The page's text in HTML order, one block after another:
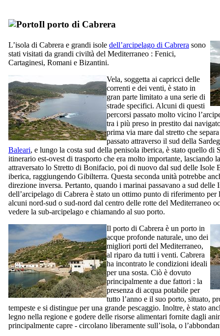
Il porto di Cabrera
L’isola di Cabrera e grandi isole dell’arcipelago di Cabrera sono
stati visitati da grandi civiltà del Mediterraneo : Fenici,
Cartaginesi, Romani e Bizantini.
Vela, soggetta ai capricci delle
correnti e dei venti, è stato in
gran parte limitato a una serie di
strade specifici. Alcuni di questi
percorsi passato molto vicino
tra i più preso in prestito dai
prima via mare dal stretto che
passato attraverso il sud della
Baleari, e lungo la costa sud della penisola iberica, è stato quello
itinerario est-ovest di trasporto che era molto importante, lasciando
attraversato lo Stretto di Bonifacio, poi di nuovo dal sud delle Isole
iberica, raggiungendo Gibilterra. Questa seconda unità potrebbe
direzione inversa. Pertanto, quando i marinai passavano a sud delle
dell’arcipelago di Cabrera è stato un ottimo punto di riferimento per
alcuni nord-sud o sud-nord dal centro delle rotte del Mediterraneo
vedere la sub-arcipelago e chiamando al suo porto.
Il porto di Cabrera è un porto in
acque profonde naturale, uno dei
migliori porti del Mediterraneo,
al riparo da tutti i venti. Cabrera
ha incontrato le condizioni ideali
per una sosta. Ciò è dovuto
principalmente a due fattori : la
presenza di acqua potabile per
tutto l’anno e il suo porto, situato,
tempeste e si distingue per una grande pescaggio. Inoltre, è stato
legno nella regione e godere delle risorse alimentari fornite dagli
principalmente capre - circolano liberamente sull’isola, o